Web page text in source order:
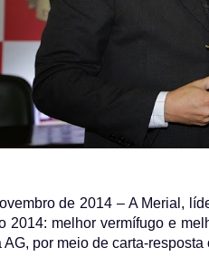
de 2014 – A Merial,
2014: melhor vermífugo e
por meio de carta-